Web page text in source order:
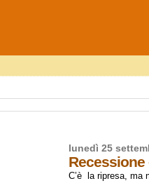
lunedì 25
Recessione
C’è la ripresa, ma